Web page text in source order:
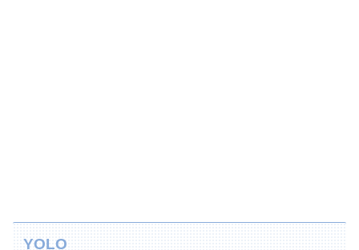
YOLO